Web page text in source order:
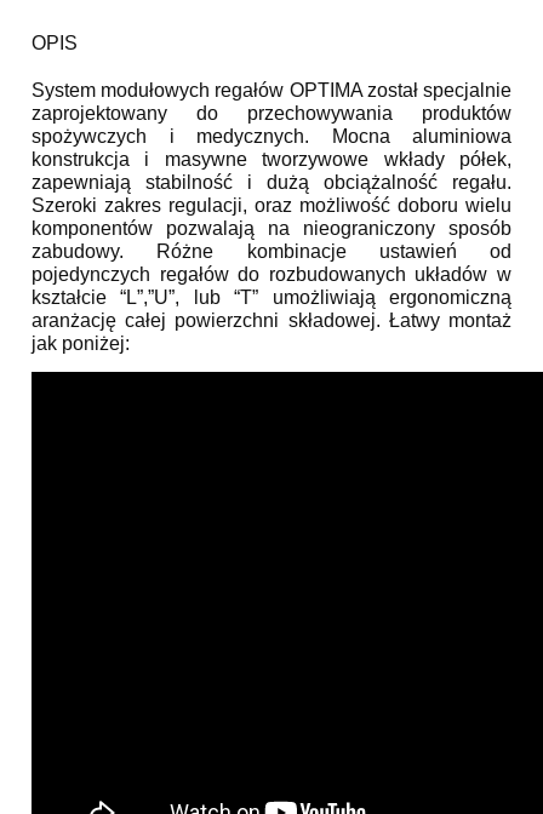
OPIS
System modułowych regałów OPTIMA został specjalnie
zaprojektowany do przechowywania produktów
spożywczych i medycznych. Mocna aluminiowa
konstrukcja i masywne tworzywowe wkłady półek,
zapewniają stabilność i dużą obciążalność regału.
Szeroki zakres regulacji, oraz możliwość doboru wielu
komponentów pozwalają na nieograniczony sposób
zabudowy. Różne kombinacje ustawień od
pojedynczych regałów do rozbudowanych układów w
kształcie “L”,”U”, lub “T” umożliwiają ergonomiczną
aranżację całej powierzchni składowej. Łatwy montaż
jak poniżej: